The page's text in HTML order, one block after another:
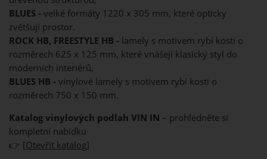
BLUES - velké formáty 1220 x 305 mm, které opticky
zvětšují prostor.
ROCK HB, FREESTYLE HB - lamely s motivem rybí kosti o
rozměrech 625 x 125 mm, které vnášejí klasický styl do
moderních interiérů,
BLUES HB - vinylové lamely s motivem rybí kosti o
rozměrech 750 x 150 mm.
Katalog vinylových podlah VIN IN – prohlédněte si
kompletní nabídku
👉 [Otevřít katalog]